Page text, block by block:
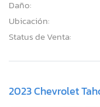
Daño:
Ubicación:
Status de Venta:
2023 Chevrolet